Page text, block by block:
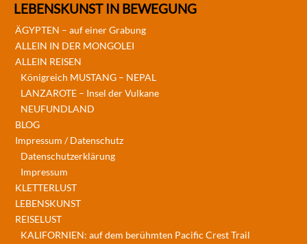
LEBENSKUNST IN BEWEGUNG
ÄGYPTEN – auf einer Grabung
ALLEIN IN DER MONGOLEI
ALLEIN REISEN
Königreich MUSTANG – NEPAL
LANZAROTE – Insel der Vulkane
NEUFUNDLAND
BLOG
Impressum / Datenschutz
Datenschutzerklärung
Impressum
KLETTERLUST
LEBENSKUNST
REISELUST
KALIFORNIEN: auf dem berühmten Pacific Crest Trail